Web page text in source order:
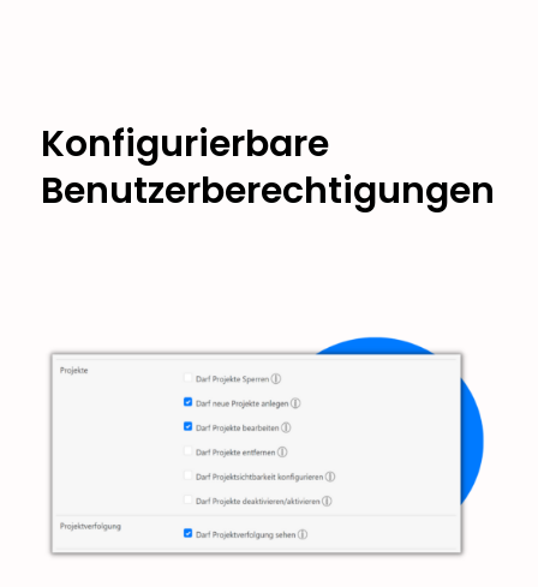
Konfigurierbare
Benutzerberechtigungen